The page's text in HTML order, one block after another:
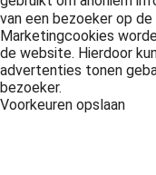
van een bezoeker op
Marketingcookies
de website. Hierdoor
advertenties tonen
bezoeker.
Voorkeuren opslaan